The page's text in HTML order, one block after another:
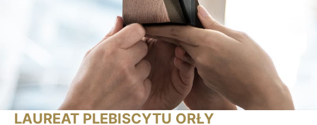
LAUREAT PLEBISCYTU ORŁY